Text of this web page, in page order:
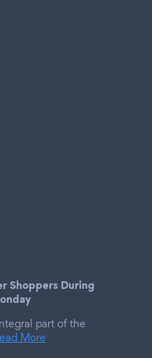
Shoppers During
part of the
More